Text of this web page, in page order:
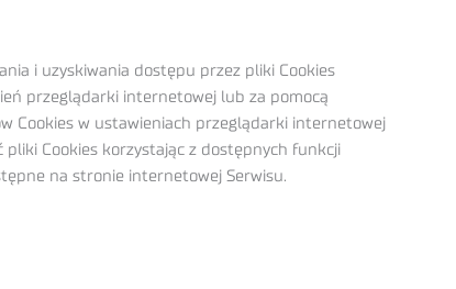
i uzyskiwania dostępu przez pliki Cookies
przeglądarki internetowej lub za pomocą
Cookies w ustawieniach przeglądarki internetowej
Cookies korzystając z dostępnych funkcji
na stronie internetowej Serwisu.